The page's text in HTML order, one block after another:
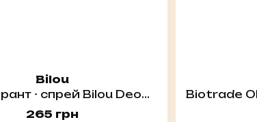
Bilou
Дезодорант - спрей Bilou Deodorant Spray Flashy Flower 150 мл
265 грн